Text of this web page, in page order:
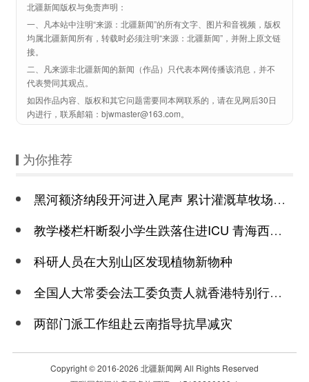
北疆新闻版权与免责声明：
一、凡本站中注明“来源：北疆新闻”的所有文字、图片和音视频，版权
均属北疆新闻所有，转载时必须注明“来源：北疆新闻”，并附上原文链
接。
二、凡来源非北疆新闻的新闻（作品）只代表本网传播该消息，并不
代表赞同其观点。
如因作品内容、版权和其它问题需要同本网联系的，请在见网后30日
内进行，联系邮箱：bjwmaster@163.com。
为你推荐
黑河额济纳段开河进入尾声 累计灌溉草牧场近6万亩
教学楼栏杆断裂小学生跌落住进ICU 青海西宁城西区通报
科研人员在大别山区发现植物新物种
全国人大常委会法工委负责人就香港特别行政区制定《维护国家安全条例》发表
两部门派工作组赴云南指导抗旱减灾
Copyright © 2016-2026 北疆新闻网 All Rights Reserved